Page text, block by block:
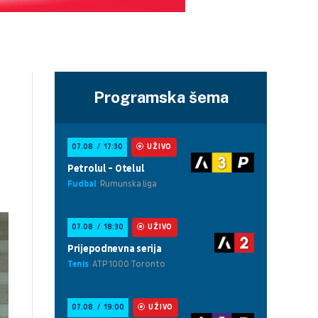
Programska šema